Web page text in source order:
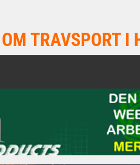
TRAVSPORT I